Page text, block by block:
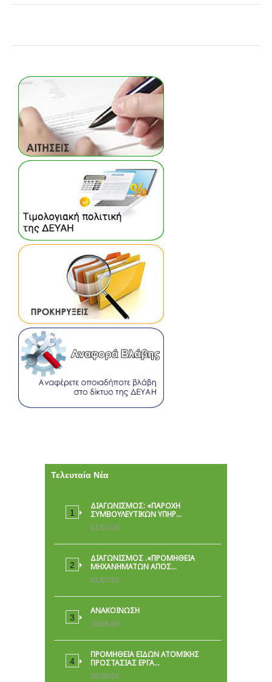
Τελευταία Νέα
ΔΙΑΓΩΝΙΣΜΟΣ: «ΠΑΡΟΧΉ
ΣΥΜΒΟΥΛΕΥΤΙΚΏΝ ΥΠΗΡ…
01/07/26
ΔΙΑΓΩΝΙΣΜΟΣ .«ΠΡΟΜΗΘΕΙΑ
ΜΗΧΑΝΗΜΑΤΩΝ ΑΠΟΣ…
01/07/26
ΑΝΑΚΟΙΝΩΣΗ
28/05/26
ΠΡΟΜΉΘΕΙΑ ΕΙΔΏΝ ΑΤΟΜΙΚΉΣ
ΠΡΟΣΤΑΣΊΑΣ ΕΡΓΑ…
08/05/26